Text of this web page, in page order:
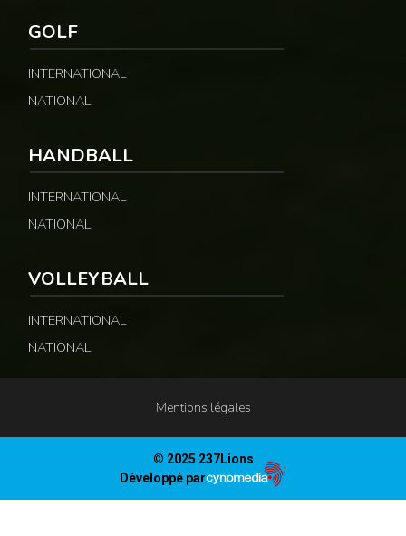
GOLF
INTERNATIONAL
NATIONAL
HANDBALL
INTERNATIONAL
NATIONAL
VOLLEYBALL
INTERNATIONAL
NATIONAL
Mentions légales
© 2025 237Lions
Développé par